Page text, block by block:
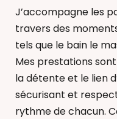
J’accompagne les
travers des
tels que le bain le
Mes prestations
la détente et le lien
sécurisant et
rythme de chacun.